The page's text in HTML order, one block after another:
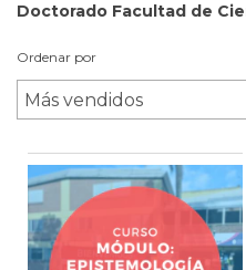
Doctorado Facultad de
Ordenar por